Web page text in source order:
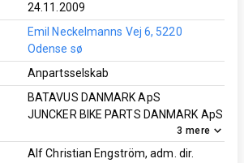
24.11.2009
Emil Neckelmanns Vej 6, 5220
Odense sø
Anpartsselskab
BATAVUS DANMARK ApS
JUNCKER BIKE PARTS DANMARK ApS
3 mere
Alf Christian Engström, adm. dir.